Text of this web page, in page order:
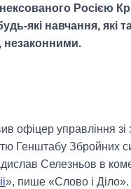
Росією
які навчання, які
незаконними.
офіцер управління зі
Генштабу Збройних
Селезньов в
», пише «Слово і Діло».